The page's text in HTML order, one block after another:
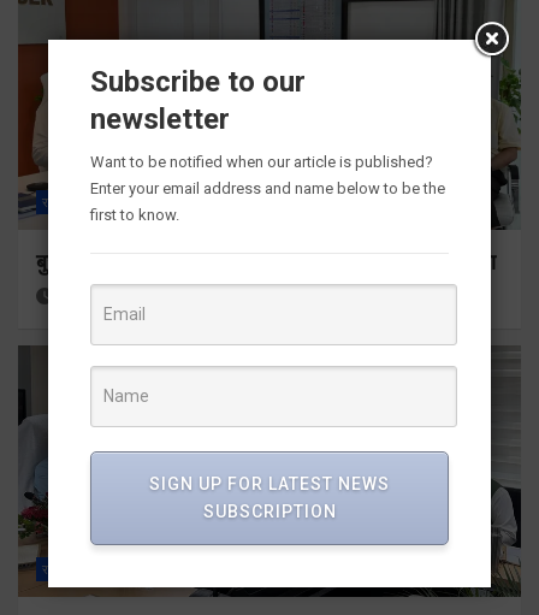
राज्य
बुजुर्ग-दिव्यांगों के घर जाएंगे बीएलओ, करेंगे नोटिसों का निस्तारण
राज्य
Subscribe to our
newsletter
Want to be notified when our article is published?
Enter your email address and name below to be the
first to know.
SIGN UP FOR LATEST NEWS
SUBSCRIPTION